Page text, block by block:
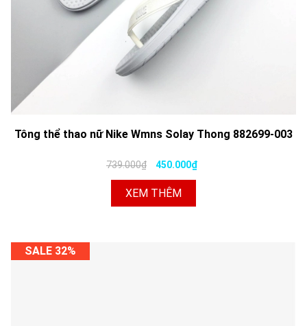
Tông thể thao nữ Nike Wmns Solay Thong 882699-003
739.000₫ 450.000₫
XEM THÊM
SALE 32%